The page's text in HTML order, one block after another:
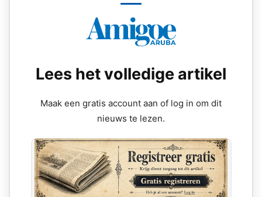
Lees het volledige artikel
Maak een gratis account aan of log in om dit
nieuws te lezen.